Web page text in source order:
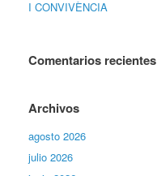
I CONVIVÈNCIA
Comentarios recientes
Archivos
agosto 2026
julio 2026